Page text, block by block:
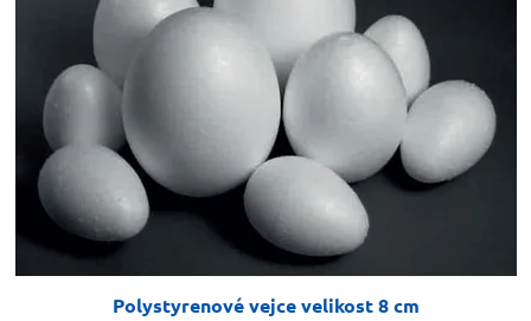
Polystyrenové vejce velikost 8 cm